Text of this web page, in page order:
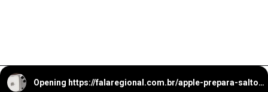
Opening https://falaregional.com.br/apple-prepara-salto-com-iphone-17-pro-max-e-camera-telefoto-de-48-mp-com-zoom-optico-de-ate-8x.html